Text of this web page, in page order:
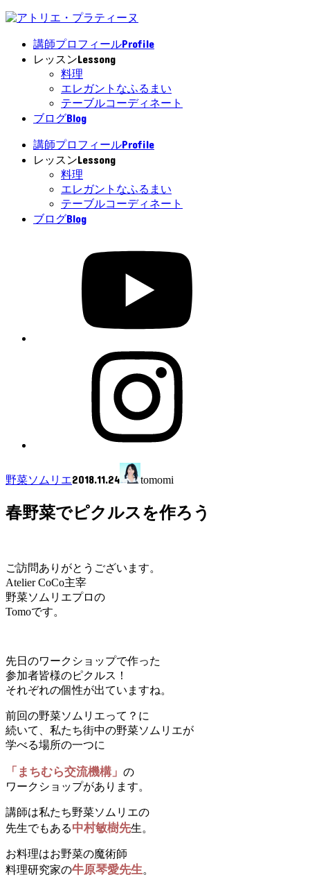
講師プロフィールProfile
レッスンLessong
料理
エレガントなふるまい
テーブルコーディネート
ブログBlog
講師プロフィールProfile
レッスンLessong
料理
エレガントなふるまい
テーブルコーディネート
ブログBlog
野菜ソムリエ2018.11.24 tomomi
春野菜でピクルスを作ろう
ご訪問ありがとうございます。
Atelier CoCo主宰
野菜ソムリエプロの
Tomoです。
先日のワークショップで作った
参加者皆様のピクルス！
それぞれの個性が出ていますね。
前回の野菜ソムリエって？に
続いて、私たち街中の野菜ソムリエが
学べる場所の一つに
「まちむら交流機構」 の
ワークショップがあります。
講師は私たち野菜ソムリエの
先生でもある中村敏樹先生。
お料理はお野菜の魔術師
料理研究家の牛原琴愛先生。